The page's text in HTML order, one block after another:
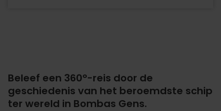
Beleef een 360°-reis door de
geschiedenis van het beroemdste schip
ter wereld in Bombas Gens.